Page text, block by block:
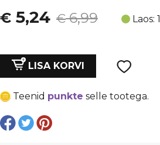
€6,99
Algne
oli:
€ 6,99.
€ 5,24
Current
is:
€ 5,24.
Laos: 1
Druzy
ääred,
38x21
mm
LISA KORVI
Teenid punkte selle tootega.